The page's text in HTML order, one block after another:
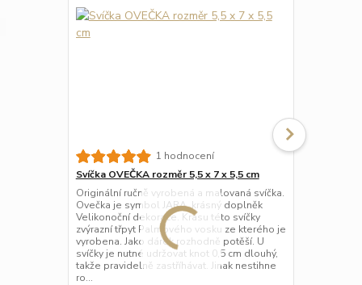
1 hodnocení
Svíčka OVEČKA rozměr 5,5 x 7 x 5,5 cm
Originální ručně vyrobená a malovaná svíčka.
Ovečka je symbol JARA, krásný doplněk
Velikonoční dekorace. Krásu této svíčky
zvýrazní třpyt Palmového vosku ze kterého je
vyrobena. Jako dárek rozhodně potěší. U
svíčky je nutné udržovat knot 0,5 cm dlouhý,
takže pravidelně zastříhávat. Jinak nestihne
ro...